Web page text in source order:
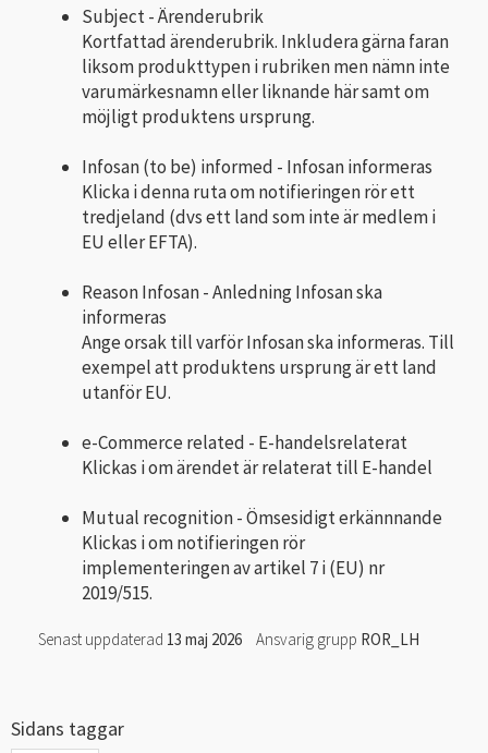
Subject - Ärenderubrik
Kortfattad ärenderubrik. Inkludera gärna faran
liksom produkttypen i rubriken men nämn inte
varumärkesnamn eller liknande här samt om
möjligt produktens ursprung.
Infosan (to be) informed - Infosan informeras
Klicka i denna ruta om notifieringen rör ett
tredjeland (dvs ett land som inte är medlem i
EU eller EFTA).
Reason Infosan - Anledning Infosan ska
informeras
Ange orsak till varför Infosan ska informeras. Till
exempel att produktens ursprung är ett land
utanför EU.
e-Commerce related - E-handelsrelaterat
Klickas i om ärendet är relaterat till E-handel
Mutual recognition - Ömsesidigt erkännnande
Klickas i om notifieringen rör
implementeringen av artikel 7 i (EU) nr
2019/515.
Senast uppdaterad 13 maj 2026 Ansvarig grupp ROR_LH
Sidans taggar